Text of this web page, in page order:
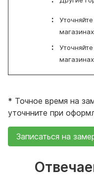
магазинах
магазинах
* Точное время на
уточнните при
Записаться на